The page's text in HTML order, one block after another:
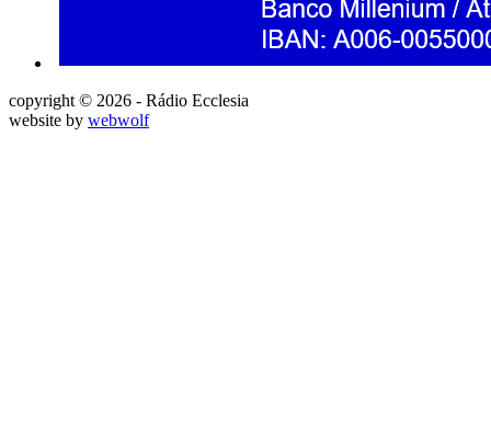
copyright © 2026 - Rádio Ecclesia
website by webwolf